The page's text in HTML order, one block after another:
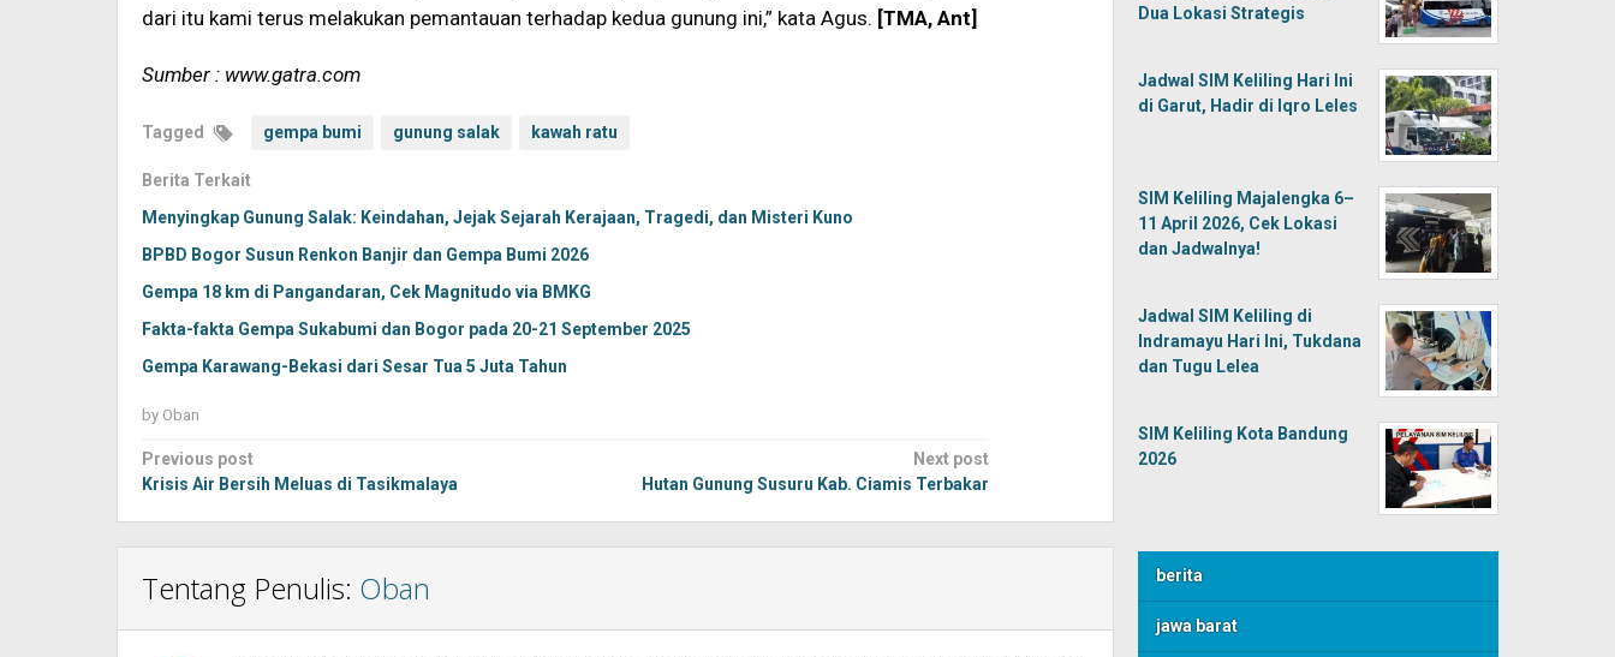
dari itu kami terus melakukan pemantauan terhadap kedua gunung ini,” kata Agus. [TMA, Ant]
Sumber : www.gatra.com
Tagged gempa bumi gunung salak kawah ratu
Berita Terkait
Menyingkap Gunung Salak: Keindahan, Jejak Sejarah Kerajaan, Tragedi, dan Misteri Kuno
BPBD Bogor Susun Renkon Banjir dan Gempa Bumi 2026
Gempa 18 km di Pangandaran, Cek Magnitudo via BMKG
Fakta-fakta Gempa Sukabumi dan Bogor pada 20-21 September 2025
Gempa Karawang-Bekasi dari Sesar Tua 5 Juta Tahun
by Oban
Post
navigation
Previous post
Krisis Air Bersih Meluas di Tasikmalaya
Next post
Hutan Gunung Susuru Kab. Ciamis Terbakar
Tentang Penulis: Oban
Dua Lokasi Strategis
Jadwal SIM Keliling Hari Ini
di Garut, Hadir di Iqro Leles
SIM Keliling Majalengka 6–
11 April 2026, Cek Lokasi
dan Jadwalnya!
Jadwal SIM Keliling di
Indramayu Hari Ini, Tukdana
dan Tugu Lelea
SIM Keliling Kota Bandung
2026
berita
jawa barat